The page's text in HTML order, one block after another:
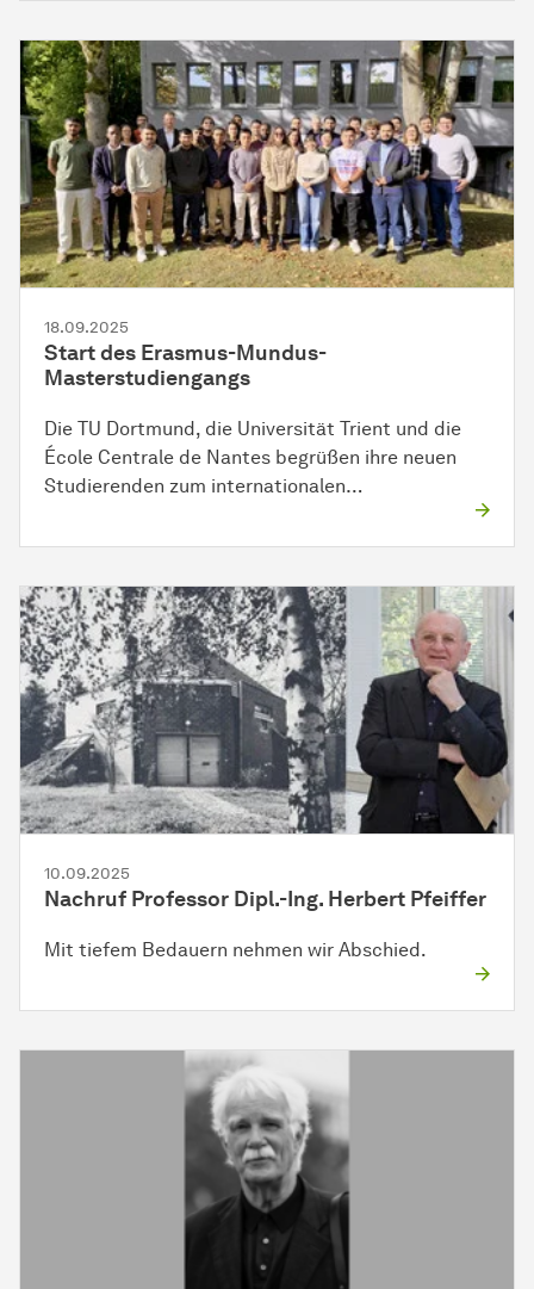
18.09.2025
Start des Erasmus-Mundus-
Masterstudiengangs
Die TU Dortmund, die Universität Trient und die
École Centrale de Nantes begrüßen ihre neuen
Studierenden zum internationalen…
10.09.2025
Nachruf Professor Dipl.-Ing. Herbert Pfeiffer
Mit tiefem Bedauern nehmen wir Abschied.